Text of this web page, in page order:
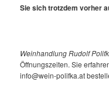
Sie sich trotzdem vorher
Weinhandlung Rudolf
Öffnungszeiten. Sie
info@wein-polifka.at